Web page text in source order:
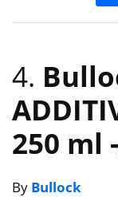
4.
250 ml
By Bullock